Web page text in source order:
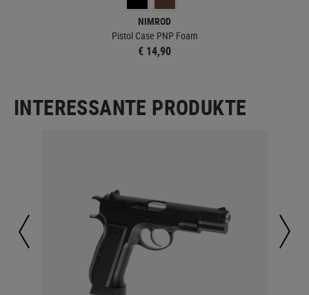
NIMROD
Pistol Case PNP Foam
€ 14,90
INTERESSANTE PRODUKTE